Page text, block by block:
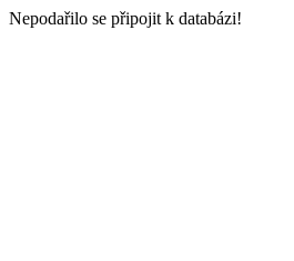
Nepodařilo se připojit k databázi!